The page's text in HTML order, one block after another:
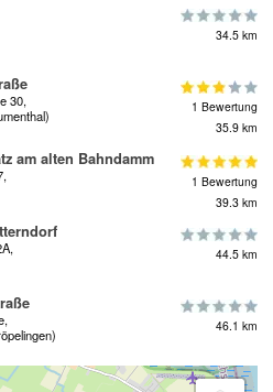
34.5 km
30,
1 Bewertung
35.9 km
am alten Bahndamm
1 Bewertung
39.3 km
44.5 km
46.1 km